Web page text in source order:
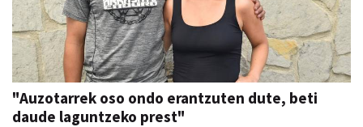
"Auzotarrek oso ondo erantzuten dute, beti
daude laguntzeko prest"